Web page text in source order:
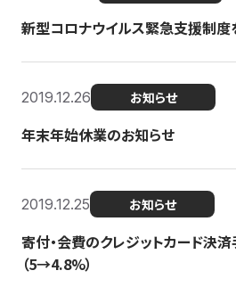
新型コロナウイルス緊急支援制度
2019.12.26 お知らせ
年末年始休業のお知らせ
2019.12.25 お知らせ
寄付・会費のクレジットカード決
（5→4.8%）